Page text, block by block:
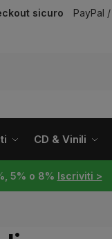
sicuro PayPal
CD & Vinili
5% o 8% Iscriviti >